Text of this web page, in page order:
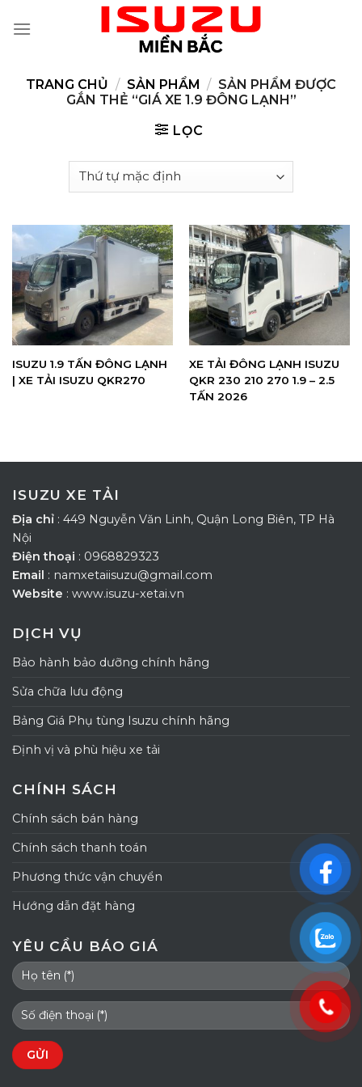
TRANG CHỦ / SẢN PHẨM / SẢN PHẨM ĐƯỢC
GẮN THẺ “GIÁ XE 1.9 ĐÔNG LẠNH”
LỌC
ISUZU 1.9 TẤN ĐÔNG LẠNH
| XE TẢI ISUZU QKR270
XE TẢI ĐÔNG LẠNH ISUZU
QKR 230 210 270 1.9 – 2.5
TẤN 2026
ISUZU XE TẢI
Địa chỉ : 449 Nguyễn Văn Linh, Quận Long Biên, TP Hà
Nội
Điện thoại : 0968829323
Email : namxetaiisuzu@gmail.com
Website : www.isuzu-xetai.vn
DỊCH VỤ
Bảo hành bảo dưỡng chính hãng
Sửa chữa lưu động
Bảng Giá Phụ tùng Isuzu chính hãng
Định vị và phù hiệu xe tải
CHÍNH SÁCH
Chính sách bán hàng
Chính sách thanh toán
Phương thức vận chuyển
Hướng dẫn đặt hàng
YÊU CẦU BÁO GIÁ